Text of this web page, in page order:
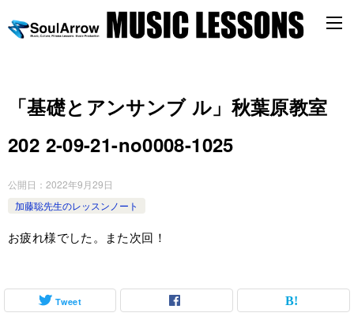
「基礎とアンサンブ ル」秋葉原教室
202 2-09-21-no0008-1025
公開日： 2022年9月29日
加藤聡先生のレッスンノート
お疲れ様でした。また次回！
Tweet